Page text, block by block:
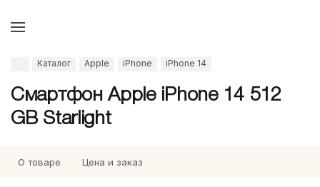
Каталог Apple iPhone iPhone 14
Смартфон Apple iPhone 14 512
GB Starlight
О товаре Цена и заказ